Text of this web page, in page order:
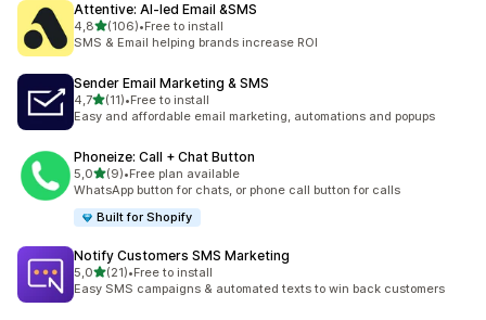
Attentive: AI‑led Email &SMS
4,8na 5 gwiazdek
(106)
Łączna liczba recenzji: 106
•Free to install
SMS & Email helping brands increase ROI
Sender Email Marketing & SMS
4,7na 5 gwiazdek
(11)
Łączna liczba recenzji: 11
•Free to install
Easy and affordable email marketing, automations and popups
Phoneize: Call + Chat Button
5,0na 5 gwiazdek
(9)
Łączna liczba recenzji: 9
•Free plan available
WhatsApp button for chats, or phone call button for calls
Built for Shopify
Notify Customers SMS Marketing
5,0na 5 gwiazdek
(21)
Łączna liczba recenzji: 21
•Free to install
Easy SMS campaigns & automated texts to win back customers